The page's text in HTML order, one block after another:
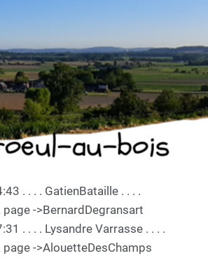
au-bois
. . . . GatienBataille . . . .
->BernardDegransart
. . . . Lysandre Varrasse . . . .
->AlouetteDesChamps